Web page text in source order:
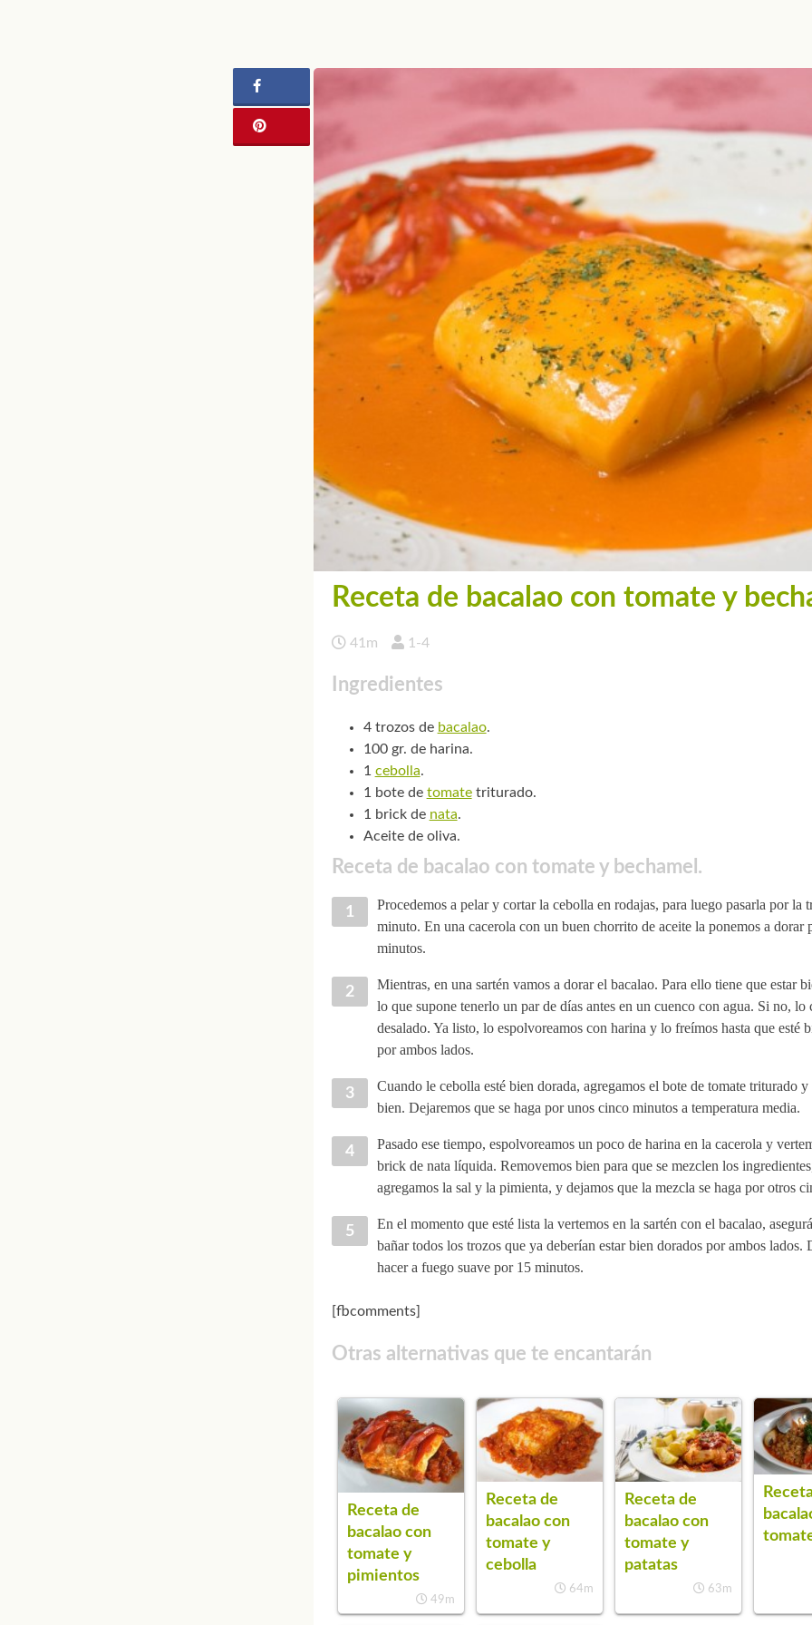
Receta de bacalao con tomate y
41m 1-4
Ingredientes
4 trozos de bacalao.
100 gr. de harina.
1 cebolla.
1 bote de tomatetriturado.
1 brick de nata.
Aceite de oliva.
Receta de bacalao con tomate y bechamel.
Procedemos a pelar y cortar la cebolla en rodajas, para luego pasarla por la
minuto. En una cacerola con un buen chorrito de aceite la ponemos a dorar
minutos.
Mientras, en una sartén vamos a dorar el bacalao. Para ello tiene que estar
lo que supone tenerlo un par de días antes en un cuenco con agua. Si no, lo
desalado. Ya listo, lo espolvoreamos con harina y lo freímos hasta que esté
por ambos lados.
Cuando le cebolla esté bien dorada, agregamos el bote de tomate triturado y
bien. Dejaremos que se haga por unos cinco minutos a temperatura media.
Pasado ese tiempo, espolvoreamos un poco de harina en la cacerola y
brick de nata líquida. Removemos bien para que se mezclen los
agregamos la sal y la pimienta, y dejamos que la mezcla se haga por otros
En el momento que esté lista la vertemos en la sartén con el bacalao,
bañar todos los trozos que ya deberían estar bien dorados por ambos lados.
hacer a fuego suave por 15 minutos.
[fbcomments]
Otras alternativas que te encantarán
Receta de
bacalao con
tomate y
pimientos
49m
Receta de
bacalao con
tomate y
cebolla
64m
Receta de
bacalao con
tomate y
patatas
63m